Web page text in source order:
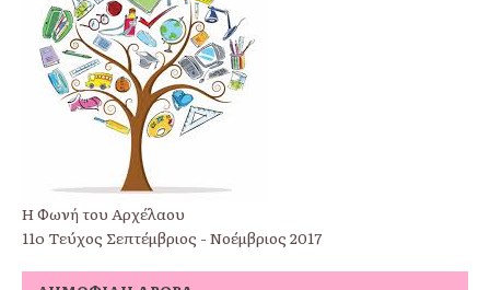
Η Φωνή του Αρχέλαου
11o Τεύχος Σεπτέμβριος - Νοέμβριος 2017